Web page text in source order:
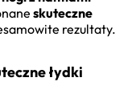
skuteczne
rezultaty.
łydki